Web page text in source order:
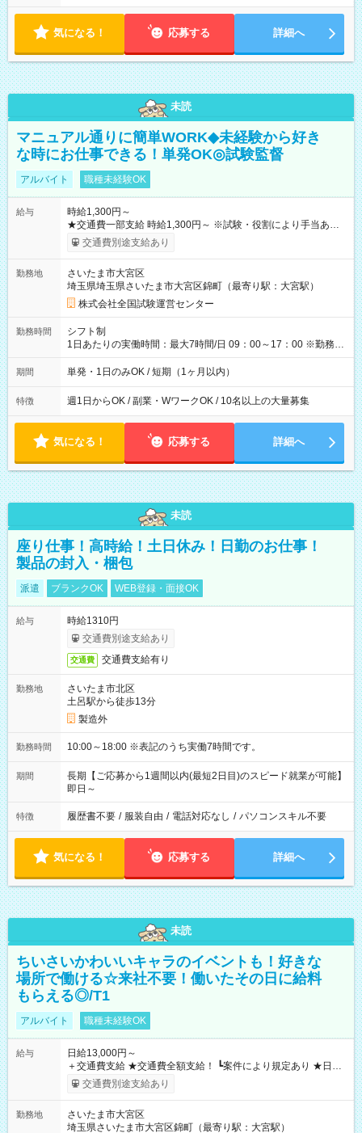
気になる！ 応募する 詳細へ
未読
マニュアル通りに簡単WORK◆未経験から好き
な時にお仕事できる！単発OK◎試験監督
アルバイト 職種未経験OK
給与
時給1,300円～
★交通費一部支給 時給1,300円～ ※試験・役割により手当あり
※勤務回数により昇給あり 【即給（前払い）オプションあ
り！】 希望される場合、勤務から1週間ほどで給与の一部を受け
例】 ・河合塾模擬試験 8:30～17:30（休憩1時間） 時給1,300円
×8時間＝日収10,400円＋交通費 ※当日の役割により時給＋100
円の場合あり ・国家試験 7:00～13:30（休憩なし） 時給1,300
円（役割手当＋100円）×6時間＝日収8,400円＋交通費 【試用期
間】試用期間なし
交通費別途支給あり
勤務地
さいたま市大宮区
埼玉県埼玉県さいたま市大宮区錦町（最寄り駅：大宮駅）
株式会社全国試験運営センター
勤務時間
シフト制
1日あたりの実働時間：最大7時間/日 09：00～17：00 ※勤務時
間は 試験により異なります。
期間 単発・1日のみOK / 短期（1ヶ月以内）
特徴 週1日からOK / 副業・WワークOK / 10名以上の大量募集
気になる！ 応募する 詳細へ
未読
座り仕事！高時給！土日休み！日勤のお仕事！
製品の封入・梱包
派遣 ブランクOK WEB登録・面接OK
給与
時給1310円
交通費別途支給あり
交通費 交通費支給有り
勤務地
さいたま市北区
土呂駅から徒歩13分
製造外
勤務時間 10:00～18:00 ※表記のうち実働7時間です。
期間
長期【ご応募から1週間以内(最短2日目)のスピード就業が可能】
即日～
特徴 履歴書不要 / 服装自由 / 電話対応なし / パソコンスキル不要
気になる！ 応募する 詳細へ
未読
ちいさいかわいいキャラのイベントも！好きな
場所で働ける☆来社不要！働いたその日に給料
もらえる◎/T1
アルバイト 職種未経験OK
給与
日給13,000円～
＋交通費支給 ★交通費全額支給！ ┗案件により規定あり ★日払
いOK！（規定あり） ┗働いたその日に現金GET♪ お仕事後はコ
ンビニATMから 日払い分を引き落とせます！ 【試用期間】試
交通費別途支給あり
勤務地
さいたま市大宮区
埼玉県さいたま市大宮区錦町（最寄り駅：大宮駅）